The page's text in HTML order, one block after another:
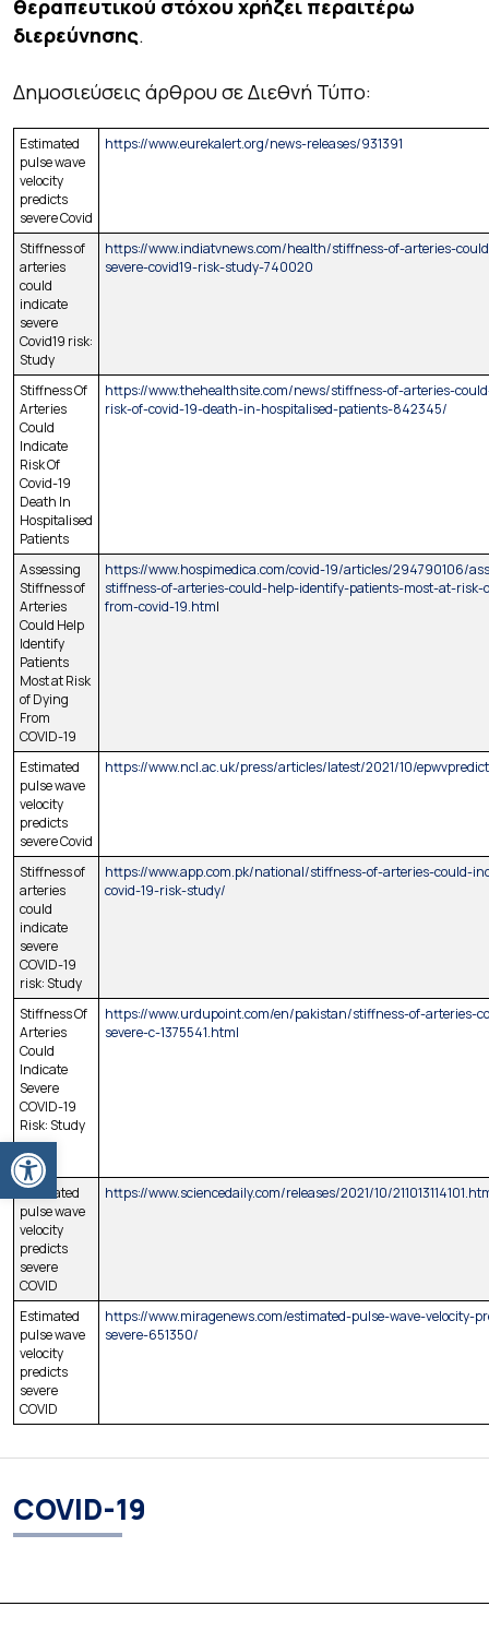
Ανοίξτε τη γραμμή εργαλείων
θεραπευτικού στόχου χρήζει περαιτέρω
διερεύνησης.
Δημοσιεύσεις άρθρου σε Διεθνή Τύπο:
Estimated
pulse wave
velocity
predicts
severe Covid
https://www.eurekalert.org/news-releases/931391
Stiffness of
arteries
could
indicate
severe
Covid19 risk:
Study
https://www.indiatvnews.com/health/stiffness-of-arteries-
severe-covid19-risk-study-740020
Stiffness Of
Arteries
Could
Indicate
Risk Of
Covid-19
Death In
Hospitalised
Patients
https://www.thehealthsite.com/news/stiffness-of-arteries-
risk-of-covid-19-death-in-hospitalised-patients-842345/
Assessing
Stiffness of
Arteries
Could Help
Identify
Patients
Most at Risk
of Dying
From
COVID-19
https://www.hospimedica.com/covid-19/articles/294790106/
stiffness-of-arteries-could-help-identify-patients-most-at-risk-
from-covid-19.html
Estimated
pulse wave
velocity
predicts
severe Covid
https://www.ncl.ac.uk/press/articles/latest/2021/10/
Stiffness of
arteries
could
indicate
severe
COVID-19
risk: Study
https://www.app.com.pk/national/stiffness-of-arteries-could-
covid-19-risk-study/
Stiffness Of
Arteries
Could
Indicate
Severe
COVID-19
Risk: Study
https://www.urdupoint.com/en/pakistan/stiffness-of-arteries-
severe-c-1375541.html
Estimated
pulse wave
velocity
predicts
severe
COVID
https://www.sciencedaily.com/releases/2021/10/
Estimated
pulse wave
velocity
predicts
severe
COVID
https://www.miragenews.com/estimated-pulse-wave-velocity-
severe-651350/
COVID-19